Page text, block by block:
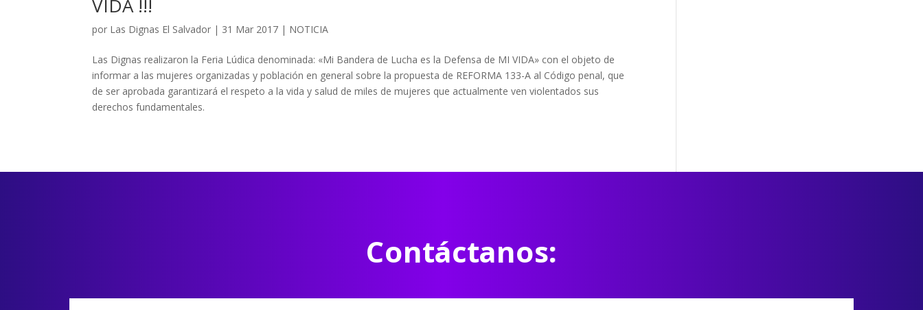
VIDA !!!
por Las Dignas El Salvador | 31 Mar 2017 | NOTICIA
Las Dignas realizaron la Feria Lúdica denominada: «Mi Bandera de Lucha es la Defensa de MI VIDA» con el objeto de
informar a las mujeres organizadas y población en general sobre la propuesta de REFORMA 133-A al Código penal, que
de ser aprobada garantizará el respeto a la vida y salud de miles de mujeres que actualmente ven violentados sus
derechos fundamentales.
Contáctanos: